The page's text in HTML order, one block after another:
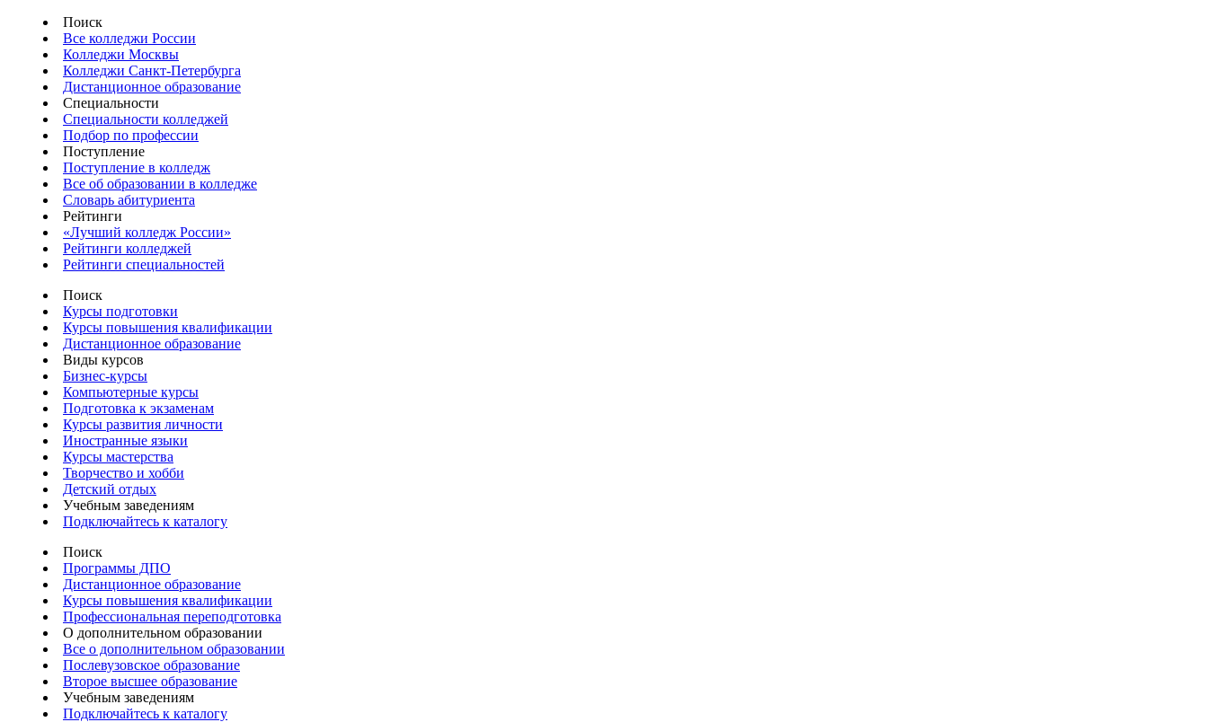
Поиск
Все колледжи России
Колледжи Москвы
Колледжи Санкт-Петербурга
Дистанционное образование
Специальности
Специальности колледжей
Подбор по профессии
Поступление
Поступление в колледж
Все об образовании в колледже
Словарь абитуриента
Рейтинги
«Лучший колледж России»
Рейтинги колледжей
Рейтинги специальностей
Поиск
Курсы подготовки
Курсы повышения квалификации
Дистанционное образование
Виды курсов
Бизнес-курсы
Компьютерные курсы
Подготовка к экзаменам
Курсы развития личности
Иностранные языки
Курсы мастерства
Творчество и хобби
Детский отдых
Учебным заведениям
Подключайтесь к каталогу
Поиск
Программы ДПО
Дистанционное образование
Курсы повышения квалификации
Профессиональная переподготовка
О дополнительном образовании
Все о дополнительном образовании
Послевузовское образование
Второе высшее образование
Учебным заведениям
Подключайтесь к каталогу